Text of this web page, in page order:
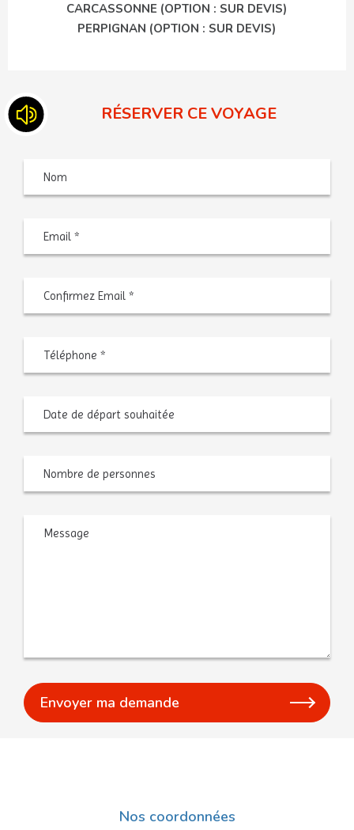
CARCASSONNE (OPTION : SUR DEVIS)
PERPIGNAN (OPTION : SUR DEVIS)
RÉSERVER CE VOYAGE
Nom
Téléphone
Date
départ
MM
AAAA
Nombre
personnes
Message
Nos coordonnées